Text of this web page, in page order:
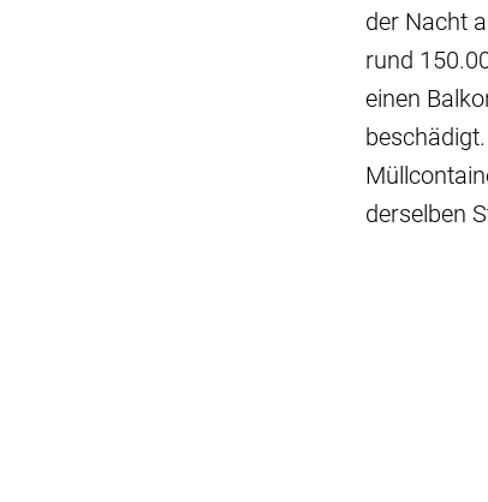
der Nacht
rund
einen
derselben